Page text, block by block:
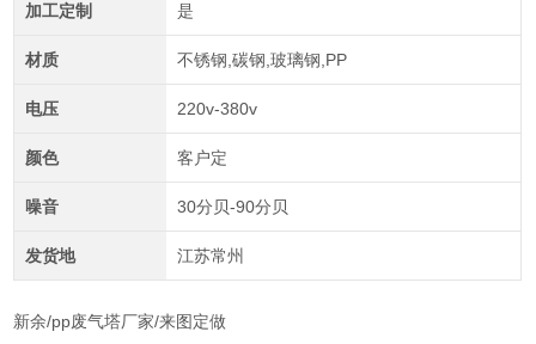
加工定制 是
材质 不锈钢,碳钢,玻璃钢,PP
电压 220v-380v
颜色 客户定
噪音 30分贝-90分贝
发货地 江苏常州
新余/pp废气塔厂家/来图定做